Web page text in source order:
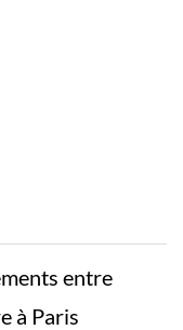
entre
à Paris